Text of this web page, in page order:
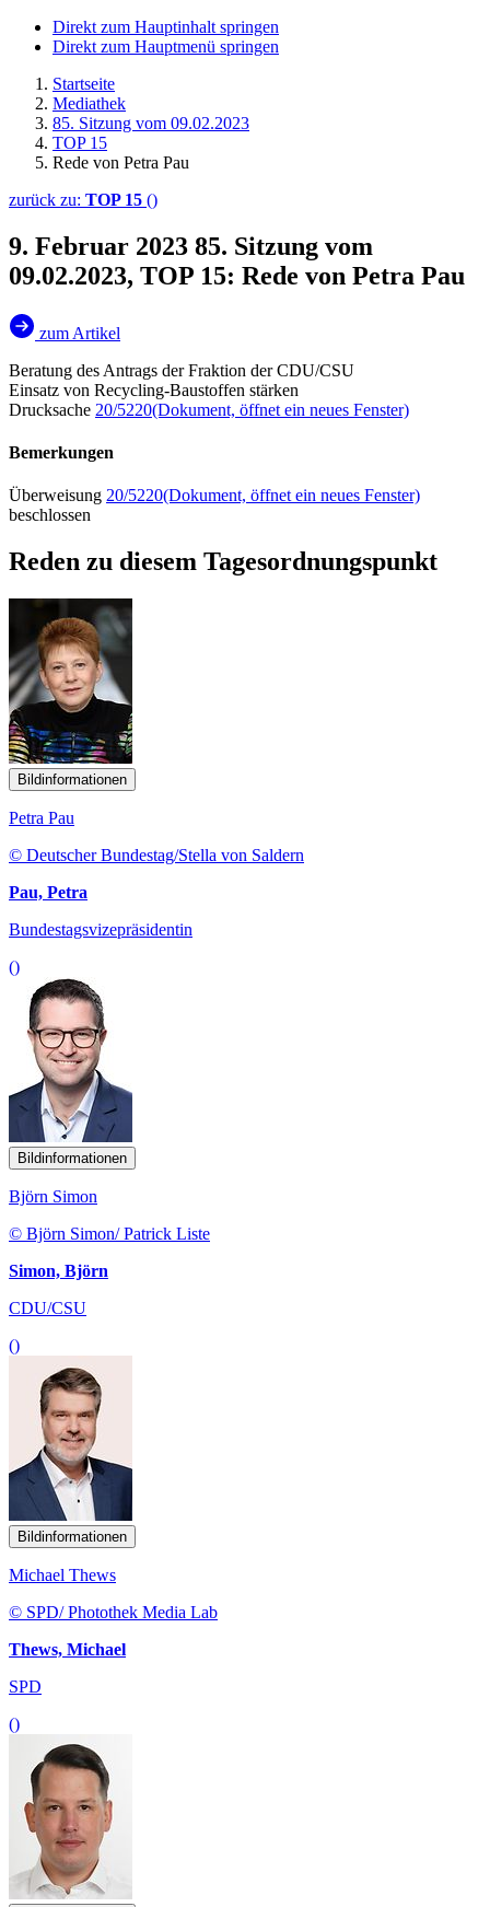
Direkt zum Hauptinhalt springen
Direkt zum Hauptmenü springen
Startseite
Mediathek
85. Sitzung vom 09.02.2023
TOP 15
Rede von Petra Pau
zurück zu: TOP 15 ()
9. Februar 2023 85. Sitzung vom
09.02.2023, TOP 15: Rede von Petra Pau
zum Artikel
Beratung des Antrags der Fraktion der CDU/CSU
Einsatz von Recycling-Baustoffen stärken
Drucksache 20/5220(Dokument, öffnet ein neues Fenster)
Bemerkungen
Überweisung 20/5220(Dokument, öffnet ein neues Fenster)
beschlossen
Reden zu diesem Tagesordnungspunkt
Bildinformationen
Petra Pau
© Deutscher Bundestag/Stella von Saldern
Pau, Petra
Bundestagsvizepräsidentin
()
Bildinformationen
Björn Simon
© Björn Simon/ Patrick Liste
Simon, Björn
CDU/CSU
()
Bildinformationen
Michael Thews
© SPD/ Photothek Media Lab
Thews, Michael
SPD
()